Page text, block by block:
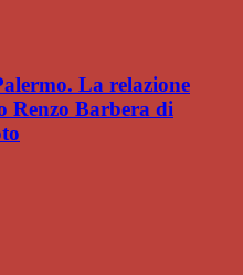
La relazione
Renzo Barbera di